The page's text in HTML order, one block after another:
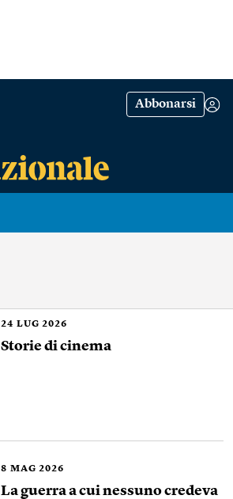
Abbonarsi
24 LUG 2026
Storie di cinema
8 MAG 2026
La guerra a cui nessuno credeva